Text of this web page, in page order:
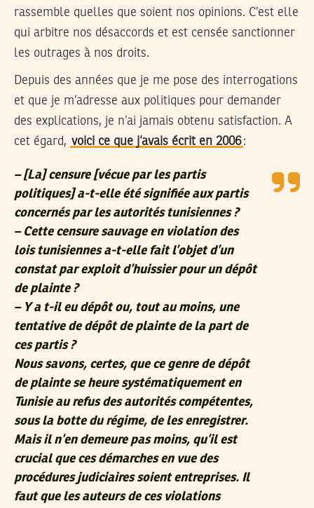
rassemble quelles que soient nos opinions. C’est elle
qui arbitre nos désaccords et est censée sanctionner
les outrages à nos droits.
Depuis des années que je me pose des interrogations
et que je m’adresse aux politiques pour demander
des explications, je n’ai jamais obtenu satisfaction. A
cet égard, voici ce que j’avais écrit en 2006:
– [La] censure [vécue par les partis
politiques] a-t-elle été signifiée aux partis
concernés par les autorités tunisiennes ?
– Cette censure sauvage en violation des
lois tunisiennes a-t-elle fait l’objet d’un
constat par exploit d’huissier pour un dépôt
de plainte ?
– Y a t-il eu dépôt ou, tout au moins, une
tentative de dépôt de plainte de la part de
ces partis ?
Nous savons, certes, que ce genre de dépôt
de plainte se heure systématiquement en
Tunisie au refus des autorités compétentes,
sous la botte du régime, de les enregistrer.
Mais il n’en demeure pas moins, qu’il est
crucial que ces démarches en vue des
procédures judiciaires soient entreprises. Il
faut que les auteurs de ces violations